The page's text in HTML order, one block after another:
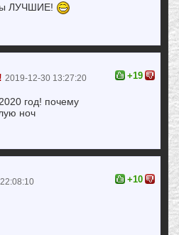
ЛУЧШИЕ!
2019-12-30 13:27:20
год! почему
ноч
+19
+10